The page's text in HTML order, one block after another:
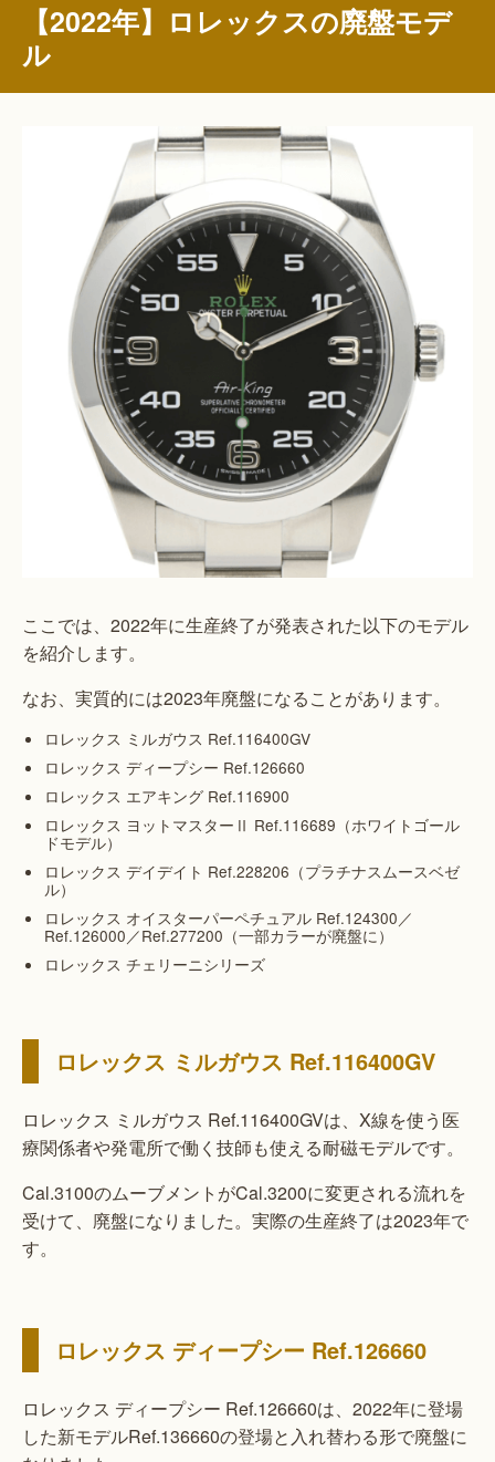
【2022年】ロレックスの廃盤モデ
ル
ここでは、2022年に生産終了が発表された以下のモデル
を紹介します。
なお、実質的には2023年廃盤になることがあります。
ロレックス ミルガウス Ref.116400GV
ロレックス ディープシー Ref.126660
ロレックス エアキング Ref.116900
ロレックス ヨットマスターⅡ Ref.116689（ホワイトゴール
ドモデル）
ロレックス デイデイト Ref.228206（プラチナスムースベゼ
ル）
ロレックス オイスターパーペチュアル Ref.124300／
Ref.126000／Ref.277200（一部カラーが廃盤に）
ロレックス チェリーニシリーズ
ロレックス ミルガウス Ref.116400GV
ロレックス ミルガウス Ref.116400GVは、X線を使う医
療関係者や発電所で働く技師も使える耐磁モデルです。
Cal.3100のムーブメントがCal.3200に変更される流れを
受けて、廃盤になりました。実際の生産終了は2023年で
す。
ロレックス ディープシー Ref.126660
ロレックス ディープシー Ref.126660は、2022年に登場
した新モデルRef.136660の登場と入れ替わる形で廃盤に